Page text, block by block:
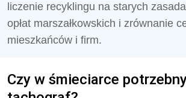
liczenie recyklingu na starych
opłat marszałkowskich i zrównanie
mieszkańców i firm.
Czy w śmieciarce